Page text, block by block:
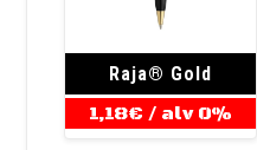
Raja® Gold
1,18€ / alv 0%